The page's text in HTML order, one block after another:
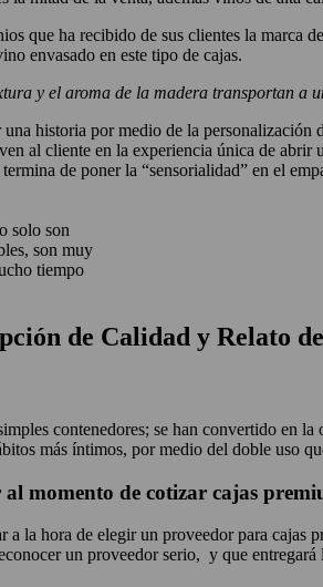
que ha recibido de sus clientes la marca
envasado en este tipo de cajas.
y el aroma de la madera transportan a
historia por medio de la
al cliente en la experiencia única de abrir
de poner la “sensorialidad” en el
solo son
son muy
tiempo
de Calidad y Relato
contenedores; se han convertido en
más íntimos, por medio del doble uso
momento de cotizar cajas
a la hora de elegir un proveedor para
un proveedor serio, y que